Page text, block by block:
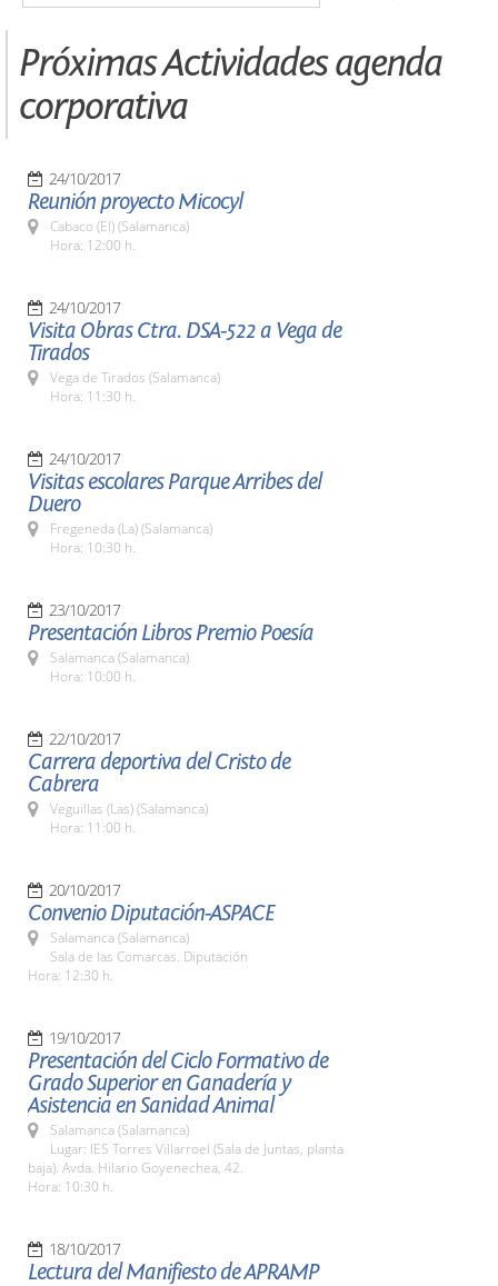
Próximas Actividades agenda
corporativa
24/10/2017
Reunión proyecto Micocyl
Cabaco (El) (Salamanca)
Hora: 12:00 h.
24/10/2017
Visita Obras Ctra. DSA-522 a Vega de
Tirados
Vega de Tirados (Salamanca)
Hora: 11:30 h.
24/10/2017
Visitas escolares Parque Arribes del
Duero
Fregeneda (La) (Salamanca)
Hora: 10:30 h.
23/10/2017
Presentación Libros Premio Poesía
Salamanca (Salamanca)
Hora: 10:00 h.
22/10/2017
Carrera deportiva del Cristo de
Cabrera
Veguillas (Las) (Salamanca)
Hora: 11:00 h.
20/10/2017
Convenio Diputación-ASPACE
Salamanca (Salamanca)
Sala de las Comarcas. Diputación
Hora: 12:30 h.
19/10/2017
Presentación del Ciclo Formativo de
Grado Superior en Ganadería y
Asistencia en Sanidad Animal
Salamanca (Salamanca)
Lugar: IES Torres Villarroel (Sala de Juntas, planta
baja). Avda. Hilario Goyenechea, 42.
Hora: 10:30 h.
18/10/2017
Lectura del Manifiesto de APRAMP